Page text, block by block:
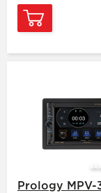
Prology MPV-